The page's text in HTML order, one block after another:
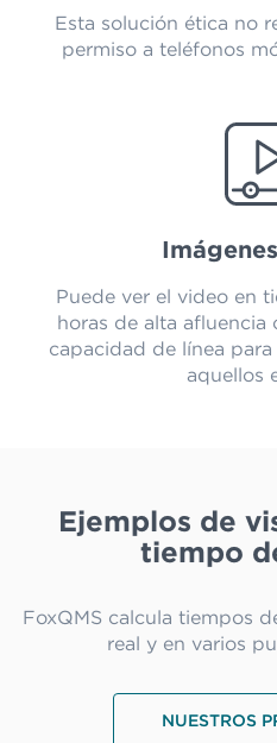
Esta solución ética no
permiso a teléfonos
Puede ver el video en
horas de alta afluencia
capacidad de línea
aquellos
Ejemplos de
tiempo
FoxQMS calcula tiempos
real y en varios
NUESTROS